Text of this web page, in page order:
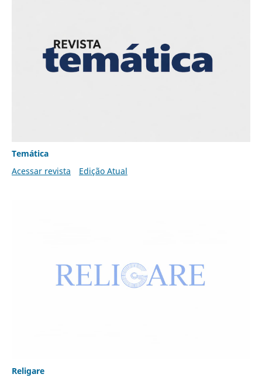
Temática
Acessar revista
Edição Atual
Religare